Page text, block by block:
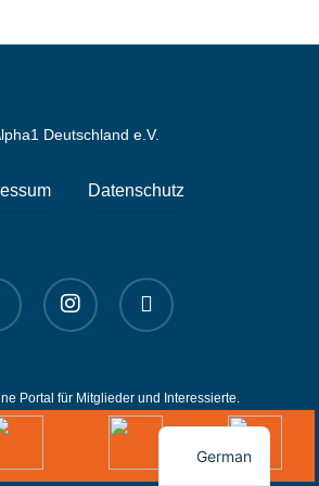
Deutschland e.V.
Datenschutz
instagram spotify
Portal für Mitglieder und Interessierte.
German
English